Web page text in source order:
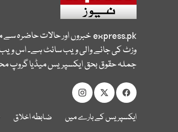
express.pkخبروں اور حالات حاضرہ
وزٹ کی جانے والی ویب سائٹ ہے۔ اس ویب
جملہ حقوق بحق ایکسپریس میڈیا گروپ
ایکسپریس کے بارے میں ضابطہ اخلاق